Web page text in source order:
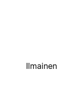
Ilmainen